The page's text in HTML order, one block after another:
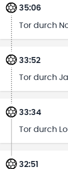
35:06
Tor durch
33:52
Tor durch
33:34
Tor durch
32:51